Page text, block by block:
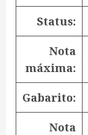
Status:
Nota
máxima:
Gabarito:
Nota